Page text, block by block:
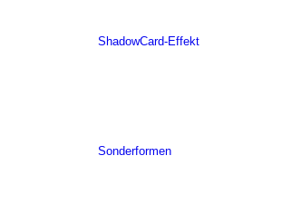
ShadowCard-Effekt
Sonderformen